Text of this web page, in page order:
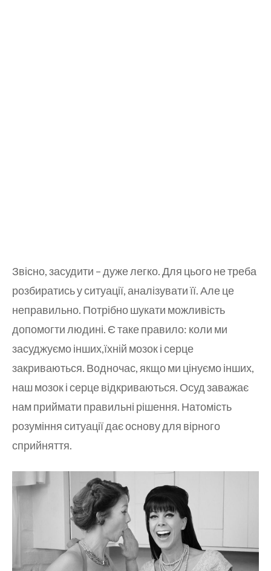
Звісно, засудити – дуже легко. Для цього не треба
розбиратись у ситуації, аналізувати її. Але це
неправильно. Потрібно шукати можливість
допомогти людині. Є таке правило: коли ми
засуджуємо інших,їхній мозок і серце
закриваються. Водночас, якщо ми цінуємо інших,
наш мозок і серце відкриваються. Осуд заважає
нам приймати правильні рішення. Натомість
розуміння ситуації дає основу для вірного
сприйняття.